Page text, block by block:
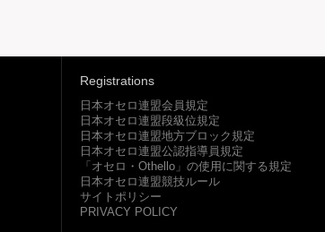
Registrations
日本オセロ連盟会員規定
日本オセロ連盟段級位規定
日本オセロ連盟地方ブロック規定
日本オセロ連盟公認指導員規定
「オセロ・Othello」の使用に関する規定
日本オセロ連盟競技ルール
サイトポリシー
PRIVACY POLICY